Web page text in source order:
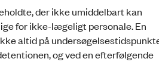
der ikke umiddelbart kan
for ikke-lægeligt personale. En
altid på
og ved en efterfølgende